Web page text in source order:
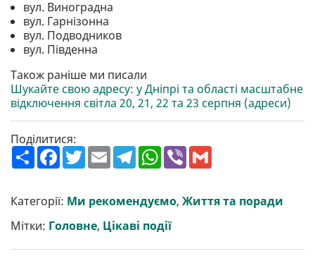
вул. Виноградна
вул. Гарнізонна
вул. Подводников
вул. Південна
Також раніше ми писали
Шукайте свою адресу: у Дніпрі та області масштабне
відключення світла 20, 21, 22 та 23 серпня (адреси)
Поділитися:
П
о
р
и
т
и
F
a
b
o
o
k
T
w
e
r
E
m
l
T
e
g
r
a
m
W
h
s
A
p
p
V
r l
Категорії: Ми рекомендуємо, Життя та поради
Мітки: Головне, Цікаві події